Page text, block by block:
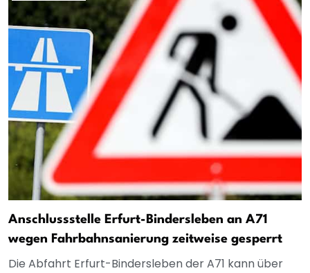
Anschlussstelle Erfurt-Bindersleben an A71
wegen Fahrbahnsanierung zeitweise gesperrt
Die Abfahrt Erfurt-Bindersleben der A71 kann über